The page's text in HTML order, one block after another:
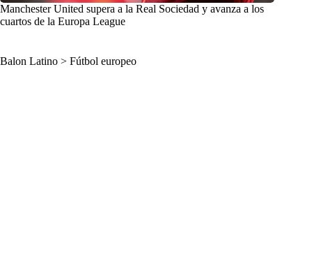
Manchester United supera a la Real Sociedad y avanza a los
cuartos de la Europa League
Balon Latino > Fútbol europeo